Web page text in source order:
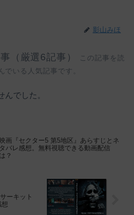
影山みほ
（厳選6記事）
この記事を読
でいる人気記事です。
んでした。
映画『セクター5 第5地区』あらすじとネ
タバレ感想。無料視聴できる動画配信
は？
ーキット